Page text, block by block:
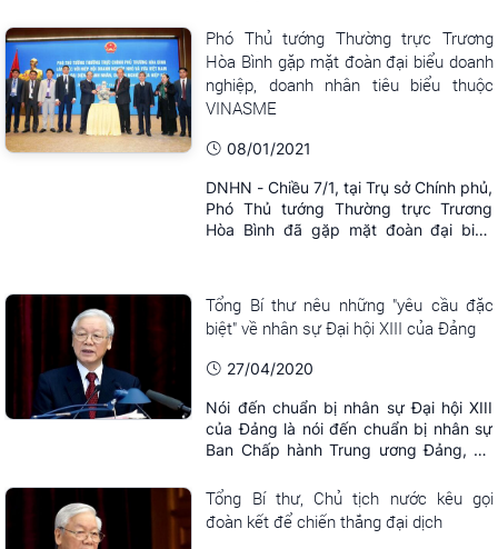
trong lĩnh vực kinh tế thực hiện Nghị
quyết Trung ương số 10-NQ/TW về
phát triển kinh tế tư nhân trở thành một
động lực quan trọng.
Phó Thủ tướng Thường trực Trương
Hòa Bình gặp mặt đoàn đại biểu doanh
nghiệp, doanh nhân tiêu biểu thuộc
VINASME
08/01/2021
DNHN - Chiều 7/1, tại Trụ sở Chính phủ,
Phó Thủ tướng Thường trực Trương
Hòa Bình đã gặp mặt đoàn đại biểu
vừa Việt Nam (VINASME)
Tổng Bí thư nêu những "yêu cầu đặc
biệt" về nhân sự Đại hội XIII của Đảng
27/04/2020
Nói đến chuẩn bị nhân sự Đại hội XIII
của Đảng là nói đến chuẩn bị nhân sự
Ban Chấp hành Trung ương Đảng, Bộ
chủ chốt của Đảng và Nhà nước.
Tổng Bí thư, Chủ tịch nước kêu gọi
đoàn kết để chiến thắng đại dịch